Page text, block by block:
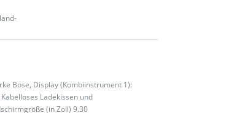
Bose, Display (Kombiinstrument 1):
Ladekissen und
(in Zoll) 9.30